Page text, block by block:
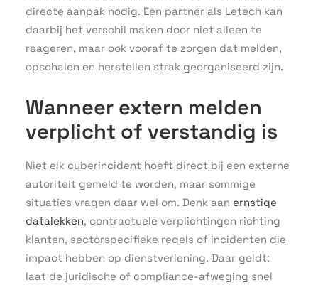
directe aanpak nodig. Een partner als Letech kan
daarbij het verschil maken door niet alleen te
reageren, maar ook vooraf te zorgen dat melden,
opschalen en herstellen strak georganiseerd zijn.
Wanneer extern melden
verplicht of verstandig is
Niet elk cyberincident hoeft direct bij een externe
autoriteit gemeld te worden, maar sommige
situaties vragen daar wel om. Denk aan ernstige
datalekken, contractuele verplichtingen richting
klanten, sectorspecifieke regels of incidenten die
impact hebben op dienstverlening. Daar geldt:
laat de juridische of compliance-afweging snel